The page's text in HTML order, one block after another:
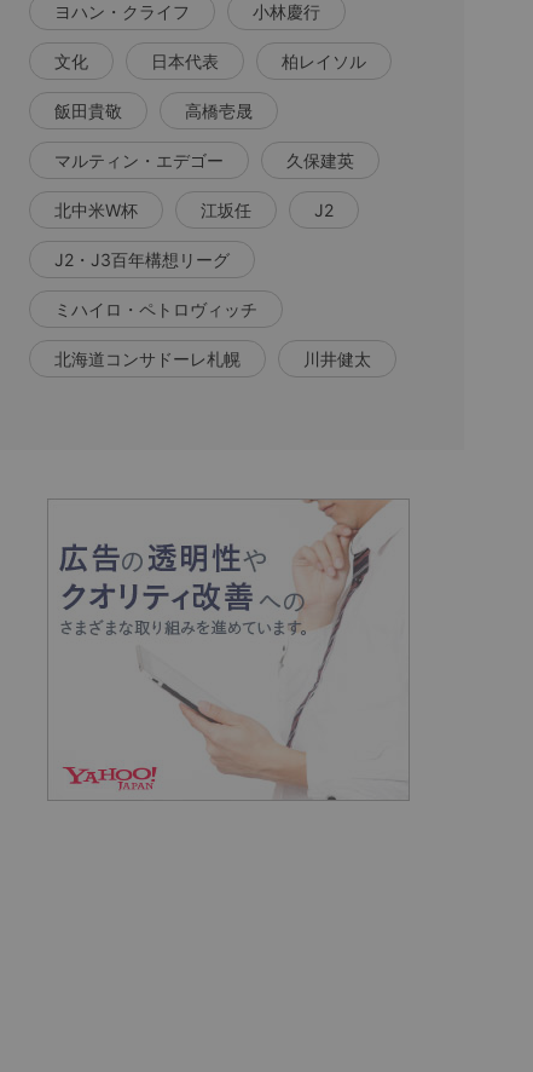
ヨハン・クライフ 小林慶行
文化 日本代表 柏レイソル
飯田貴敬 高橋壱晟
マルティン・エデゴー 久保建英
北中米W杯 江坂任 J2
J2・J3百年構想リーグ
ミハイロ・ペトロヴィッチ
北海道コンサドーレ札幌 川井健太